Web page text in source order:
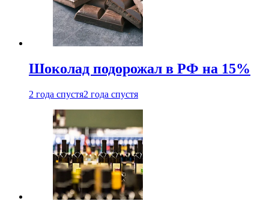
Шоколад подорожал в РФ на 15%
2 года спустя2 года спустя